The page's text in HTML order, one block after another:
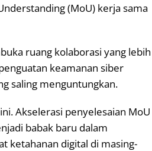
(MoU) kerja sama
ruang kolaborasi yang lebih
keamanan siber
saling menguntungkan.
Akselerasi penyelesaian MoU
babak baru dalam
ketahanan digital di masing-